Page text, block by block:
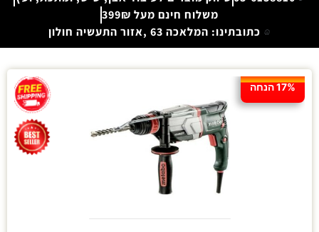
משלוח חינם מעל 399₪
כתובתינו: המלאכה 63 ,אזור התעשיה חולון
17% הנחה